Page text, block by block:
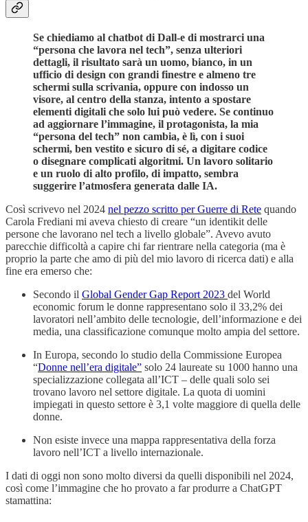
Se chiediamo al chatbot di Dall-e di mostrarci una
“persona che lavora nel tech”, senza ulteriori
dettagli, il risultato sarà un uomo, bianco, in un
ufficio di design con grandi finestre e almeno tre
schermi sulla scrivania, oppure con indosso un
visore, al centro della stanza, intento a spostare
elementi digitali che solo lui può vedere. Se continuo
ad aggiornare l’immagine, il protagonista, la mia
“persona del tech” non cambia, è lì, con i suoi
schermi, ben vestito e sicuro di sé, a digitare codice
o disegnare complicati algoritmi. Un lavoro solitario
e un ruolo di alto profilo, di impatto, sembra
suggerire l’atmosfera generata dalle IA.
Così scrivevo nel 2024 nel pezzo scritto per Guerre di Rete quando
Carola Frediani mi aveva chiesto di creare “un identikit delle
persone che lavorano nel tech a livello globale”. Avevo avuto
parecchie difficoltà a capire chi far rientrare nella categoria (ma è
proprio la parte che amo di più del mio lavoro di ricerca dati) e alla
fine era emerso che:
Secondo il Global Gender Gap Report 2023 del World
economic forum le donne rappresentano solo il 33,2% dei
lavoratori nell’ambito delle tecnologie, dell’informazione e dei
media, una classificazione comunque molto ampia del settore.
In Europa, secondo lo studio della Commissione Europea
“Donne nell’era digitale” solo 24 laureate su 1000 hanno una
specializzazione collegata all’ICT – delle quali solo sei
trovano lavoro nel settore digitale. La quota di uomini
impiegati in questo settore è 3,1 volte maggiore di quella delle
donne.
Non esiste invece una mappa rappresentativa della forza
lavoro nell’ICT a livello internazionale.
I dati di oggi non sono molto diversi da quelli disponibili nel 2024,
così come l’immagine che ho provato a far produrre a ChatGPT
stamattina: